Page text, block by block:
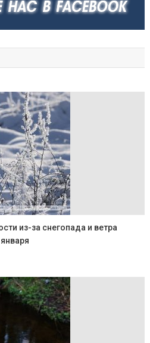
из-за снегопада и ветра